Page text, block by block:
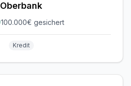
Oberbank
100.000€ gesichert
Kredit